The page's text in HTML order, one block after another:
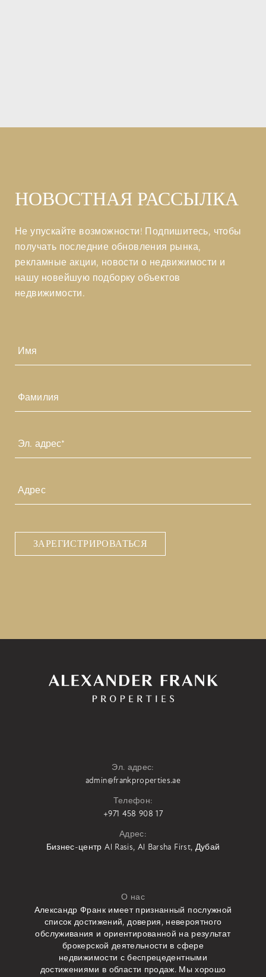
НОВОСТНАЯ РАССЫЛКА
Не упускайте возможности! Подпишитесь, чтобы
получать последние обновления рынка,
рекламные акции, новости о недвижимости и
нашу новейшую подборку объектов
недвижимости.
почта *
Эл. адрес:
admin@frankproperties.ae
Телефон:
+971 458 908 17
Адрес:
Бизнес-центр Al Rasis, Al Barsha First, Дубай
О нас
Александр Франк имеет признанный послужной
список достижений, доверия, невероятного
обслуживания и ориентированной на результат
брокерской деятельности в сфере
недвижимости с беспрецедентными
достижениями в области продаж. Мы хорошо